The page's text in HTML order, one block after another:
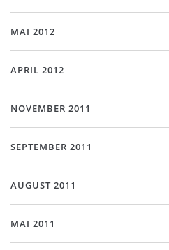
MAI 2012
APRIL 2012
NOVEMBER 2011
SEPTEMBER 2011
AUGUST 2011
MAI 2011